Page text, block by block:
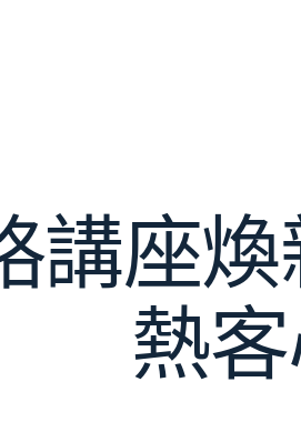
講座
熱